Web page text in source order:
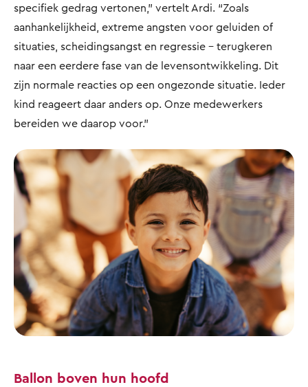
specifiek gedrag vertonen,” vertelt Ardi. “Zoals
aanhankelijkheid, extreme angsten voor geluiden of
situaties, scheidingsangst en regressie - terugkeren
naar een eerdere fase van de levensontwikkeling. Dit
zijn normale reacties op een ongezonde situatie. Ieder
kind reageert daar anders op. Onze medewerkers
bereiden we daarop voor.”
Ballon boven hun hoofd